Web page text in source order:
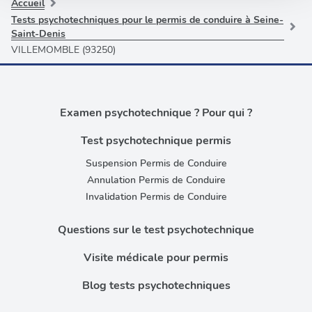
notre site avec nos partenaires de médias sociaux, de
publicité et d'analyse, qui peuvent combiner celles-ci
avec d'autres informations que vous leur avez fournies
ou qu'ils ont collectées lors de votre utilisation de leurs
Accueil
Tests psychotechniques pour le permis de conduire à Seine-
Saint-Denis
VILLEMOMBLE (93250)
Examen psychotechnique ? Pour qui ?
Test psychotechnique permis
Suspension Permis de Conduire
Annulation Permis de Conduire
Invalidation Permis de Conduire
Questions sur le test psychotechnique
Visite médicale pour permis
Blog tests psychotechniques